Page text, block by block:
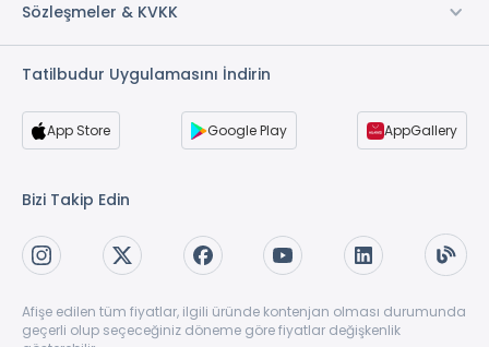
Sözleşmeler & KVKK
Tatilbudur Uygulamasını İndirin
App Store Google Play AppGallery
Bizi Takip Edin
Afişe edilen tüm fiyatlar, ilgili üründe kontenjan olması durumunda
geçerli olup seçeceğiniz döneme göre fiyatlar değişkenlik